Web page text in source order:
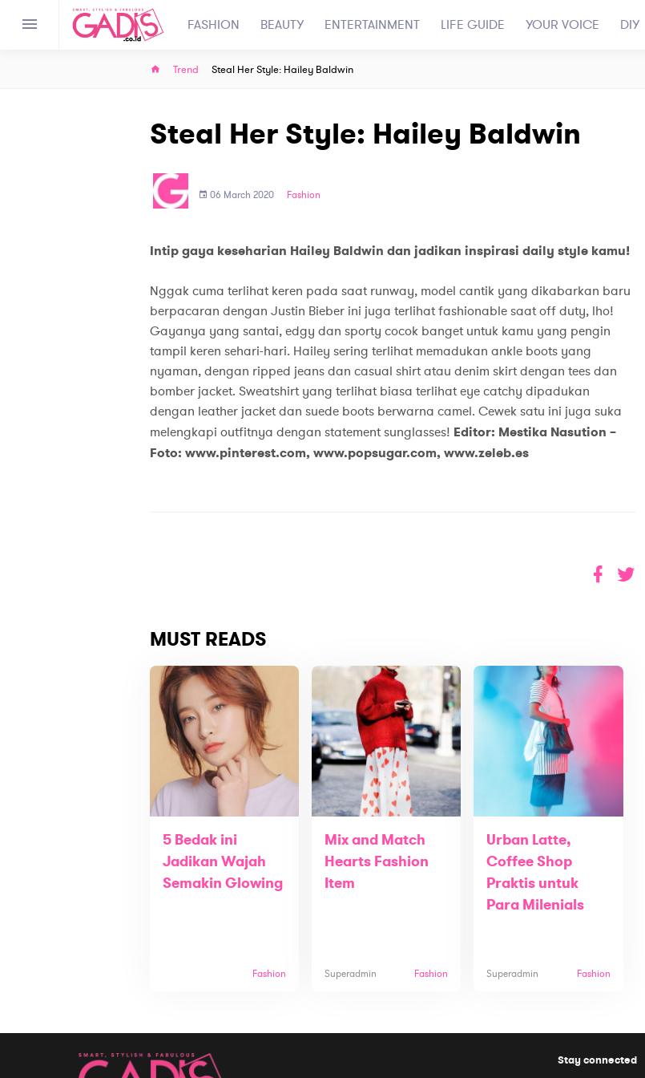
FASHION BEAUTY ENTERTAINMENT LIFE GUIDE YOUR VOICE DIY
Trend Steal Her Style: Hailey Baldwin
Steal Her Style: Hailey Baldwin
06 March 2020 Fashion
Intip gaya keseharian Hailey Baldwin dan jadikan inspirasi daily style kamu!
Nggak cuma terlihat keren pada saat runway, model cantik yang dikabarkan baru
berpacaran dengan Justin Bieber ini juga terlihat fashionable saat off duty, lho!
Gayanya yang santai, edgy dan sporty cocok banget untuk kamu yang pengin
tampil keren sehari-hari. Hailey sering terlihat memadukan ankle boots yang
nyaman, dengan ripped jeans dan casual shirt atau denim skirt dengan tees dan
bomber jacket. Sweatshirt yang terlihat biasa terlihat eye catchy dipadukan
dengan leather jacket dan suede boots berwarna camel. Cewek satu ini juga suka
melengkapi outfitnya dengan statement sunglasses! Editor: Mestika Nasution –
Foto: www.pinterest.com, www.popsugar.com, www.zeleb.es
MUST READS
5 Bedak ini
Jadikan Wajah
Semakin Glowing
Fashion
Mix and Match
Hearts Fashion
Item
Superadmin Fashion
Urban Latte,
Coffee Shop
Praktis untuk
Para Milenials
Superadmin Fashion
Stay connected